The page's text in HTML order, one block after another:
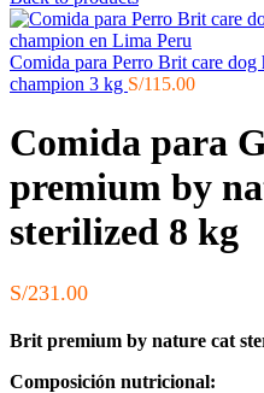
Comida para Perro Brit care
champion 3 kg S/115.00
Comida para
premium by
sterilized 8 kg
S/231.00
Brit premium by nature cat
Composición nutricional: